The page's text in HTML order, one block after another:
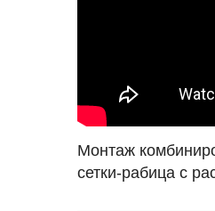
Монтаж
сетки-рабица с